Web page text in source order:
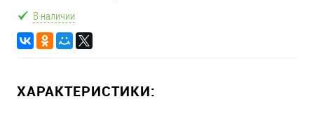
В наличии
ХАРАКТЕРИСТИКИ: